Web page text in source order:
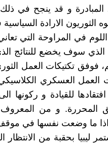
المبادرة و قد ينجح في
الثوريون الارادة
في المراوحة التي تعاني
الذي سوف يخضع للنتائج
فوفق تكتيكات العمل
العمل العسكري
للقيادة و ركونها
المحررة. و من المعروف
ما وضعت نفسها في
ليبيا بحقبة من